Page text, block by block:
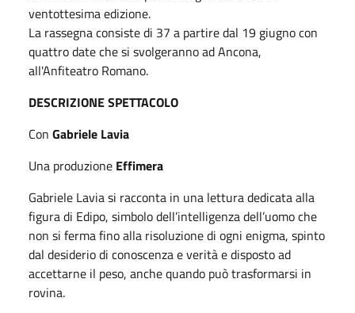
ventottesima edizione.
La rassegna consiste di 37 a partire dal 19 giugno con
quattro date che si svolgeranno ad Ancona,
all'Anfiteatro Romano.
DESCRIZIONE SPETTACOLO
Con Gabriele Lavia
Una produzione Effimera
Gabriele Lavia si racconta in una lettura dedicata alla
figura di Edipo, simbolo dell’intelligenza dell’uomo che
non si ferma fino alla risoluzione di ogni enigma, spinto
dal desiderio di conoscenza e verità e disposto ad
accettarne il peso, anche quando può trasformarsi in
rovina.